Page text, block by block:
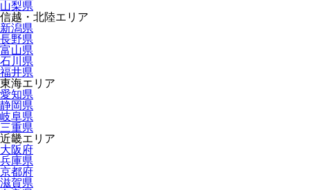
山梨県
信越・北陸エリア
新潟県
長野県
富山県
石川県
福井県
東海エリア
愛知県
静岡県
岐阜県
三重県
近畿エリア
大阪府
兵庫県
京都府
滋賀県